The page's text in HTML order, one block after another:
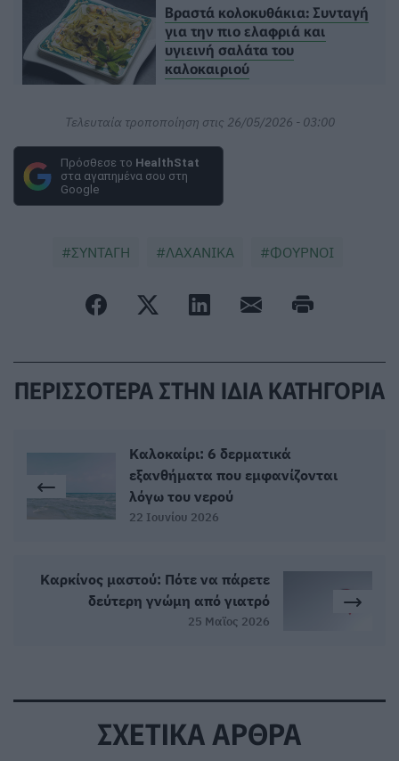
Βραστά κολοκυθάκια: Συνταγή
για την πιο ελαφριά και
υγιεινή σαλάτα του
καλοκαιριού
Τελευταία τροποποίηση στις 26/05/2026 - 03:00
Πρόσθεσε το HealthStat
στα αγαπημένα σου στη
Google
ΣΥΝΤΑΓΗ ΛΑΧΑΝΙΚΑ ΦΟΥΡΝΟΙ
ΠΕΡΙΣΣΟΤΕΡΑ ΣΤΗΝ ΙΔΙΑ ΚΑΤΗΓΟΡΙΑ
Καλοκαίρι: 6 δερματικά
εξανθήματα που εμφανίζονται
λόγω του νερού
22 Ιουνίου 2026
Καρκίνος μαστού: Πότε να πάρετε
δεύτερη γνώμη από γιατρό
25 Μαϊος 2026
ΣΧΕΤΙΚΑ ΑΡΘΡΑ